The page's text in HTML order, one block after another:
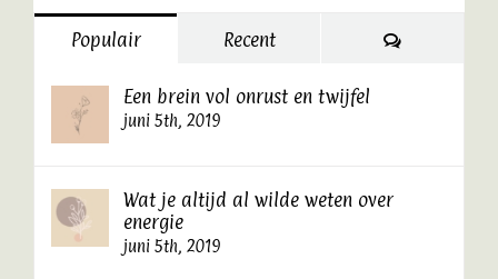
Populair Recent Reacties
Een brein vol onrust en twijfel
juni 5th, 2019
Wat je altijd al wilde weten over
energie
juni 5th, 2019